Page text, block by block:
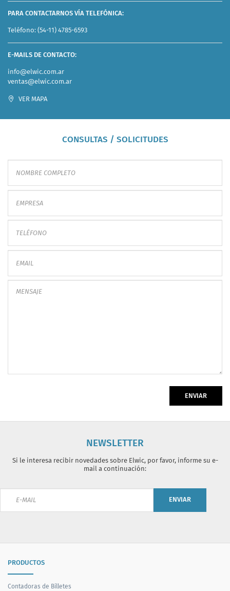
PARA CONTACTARNOS VÍA TELEFÓNICA:
Teléfono:(54-11) 4785-6593
E-MAILS DE CONTACTO:
info@elwic.com.ar
ventas@elwic.com.ar
VER MAPA
CONSULTAS / SOLICITUDES
ENVIAR
NEWSLETTER
Si le interesa recibir novedades sobre Elwic, por favor, informe su e-
mail a continuación:
ENVIAR
PRODUCTOS
Contadoras de Billetes